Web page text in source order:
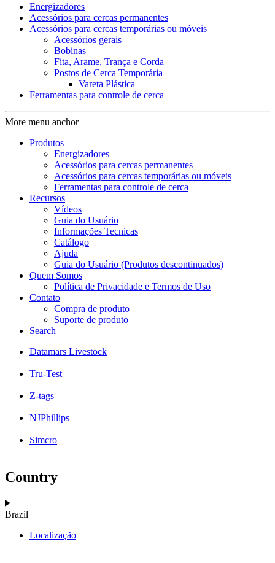
Energizadores
Acessórios para cercas permanentes
Acessórios para cercas temporárias ou móveis
Acessórios gerais
Bobinas
Fita, Arame, Trança e Corda
Postos de Cerca Temporária
Vareta Plástica
Ferramentas para controle de cerca
More menu anchor
Produtos
Energizadores
Acessórios para cercas permanentes
Acessórios para cercas temporárias ou móveis
Ferramentas para controle de cerca
Recursos
Vídeos
Guia do Usuário
Informações Tecnicas
Catálogo
Ajuda
Guia do Usuário (Produtos descontinuados)
Quem Somos
Política de Privacidade e Termos de Uso
Contato
Compra de produto
Suporte de produto
Search
Datamars Livestock
Tru-Test
Z-tags
NJPhillips
Simcro
Country
Brazil
Localização